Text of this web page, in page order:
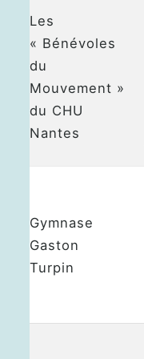
Les
« Bénévoles
du
Mouvement »
du CHU
Nantes
Gymnase
Gaston
Turpin